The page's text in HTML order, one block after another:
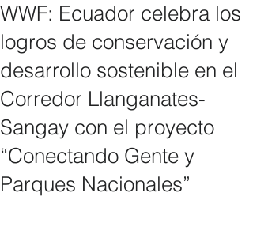
WWF: Ecuador celebra los
logros de conservación y
desarrollo sostenible en el
Corredor Llanganates-
Sangay con el proyecto
“Conectando Gente y
Parques Nacionales”